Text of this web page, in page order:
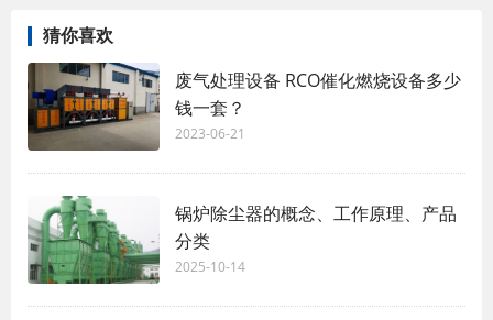
猜你喜欢
废气处理设备 RCO催化燃烧设备多少
钱一套？
2023-06-21
锅炉除尘器的概念、工作原理、产品
分类
2025-10-14